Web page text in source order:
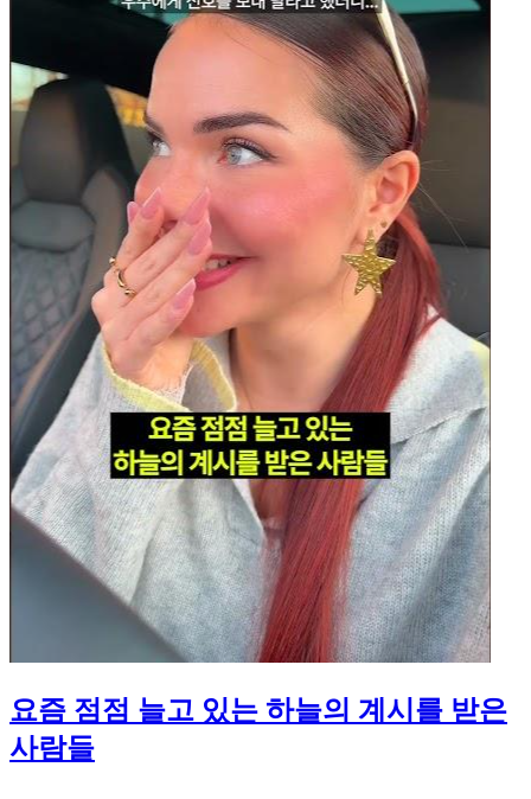
요즘 점점 늘고 있는 하늘의 계시를 받은
사람들